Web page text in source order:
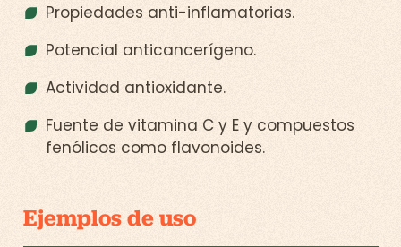
Propiedades anti-inflamatorias.
Potencial anticancerígeno.
Actividad antioxidante.
Fuente de vitamina C y E y compuestos
fenólicos como flavonoides.
Ejemplos de uso